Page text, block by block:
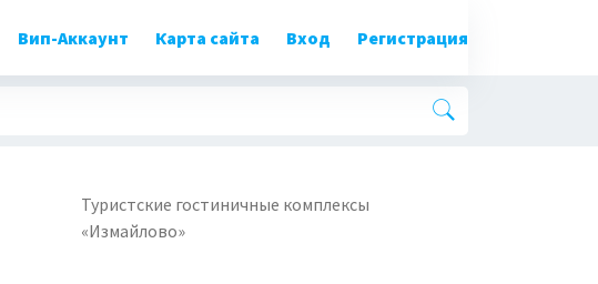
Вип-Аккаунт Карта сайта Вход Регистрация
Туристские гостиничные комплексы
«Измайлово»